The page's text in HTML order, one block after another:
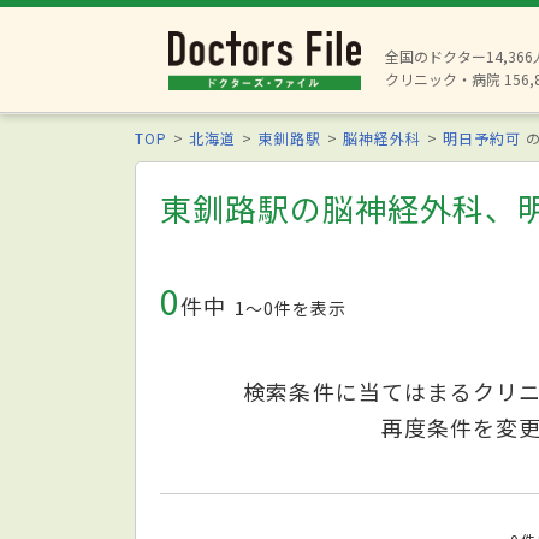
全国のドクター14,366
クリニック・病院
TOP 北海道 東釧路駅 脳神経外科 明日予約可
東釧路駅の脳神経外科、
0件中 1〜0件を表示
検索条件に当てはまるクリ
再度条件を変